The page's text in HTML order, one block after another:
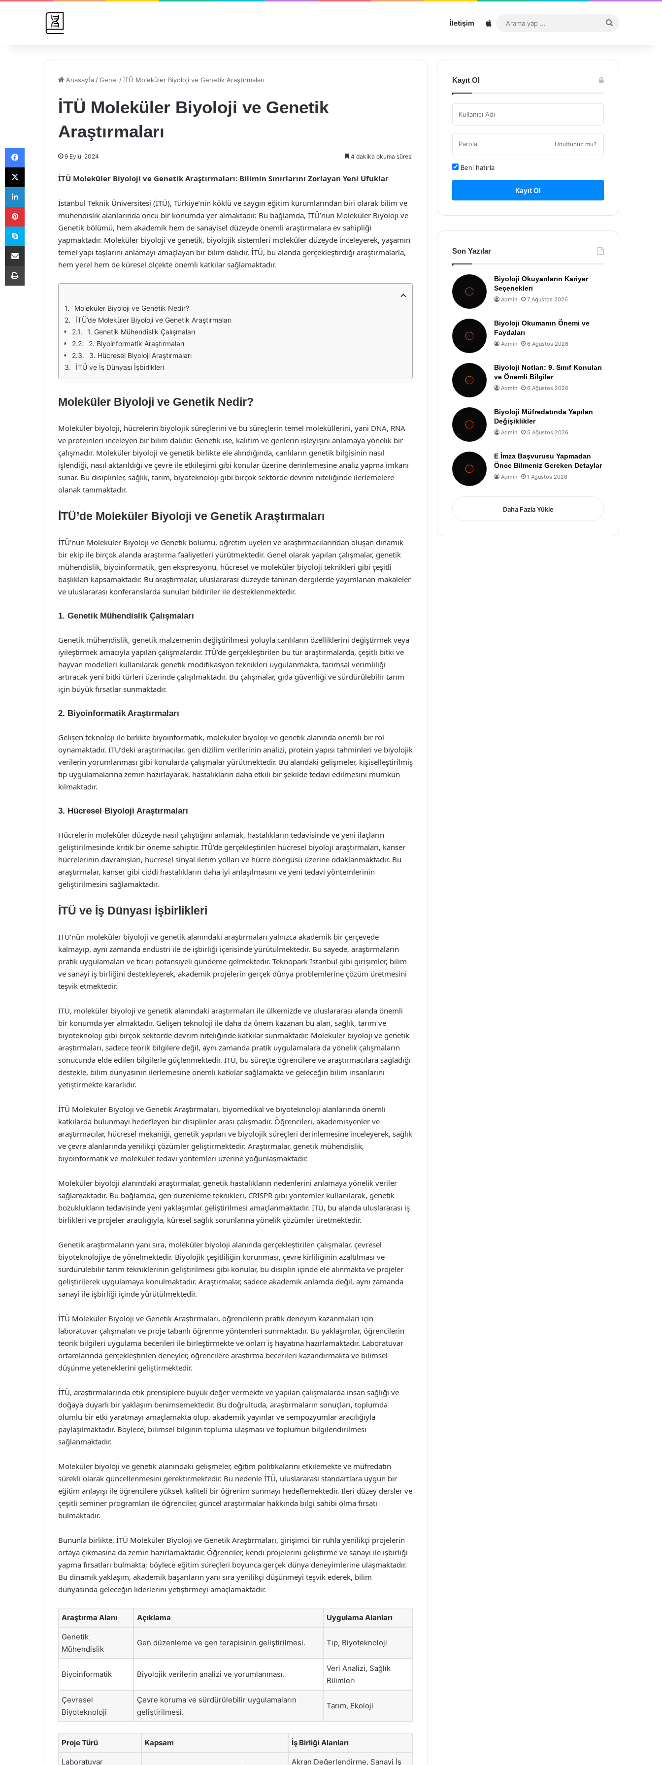
İletişim Sitemap
...
Anasayfa /Genel / İTÜ Moleküler Biyoloji ve Genetik Araştırmaları
İTÜ Moleküler Biyoloji ve Genetik
Araştırmaları
9 Eylül 2024 4 dakika okuma süresi
İTÜ Moleküler Biyoloji ve Genetik Araştırmaları: Bilimin Sınırlarını Zorlayan Yeni Ufuklar
İstanbul Teknik Üniversitesi (İTÜ), Türkiye’nin köklü ve saygın eğitim kurumlarından biri olarak bilim ve
mühendislik alanlarında öncü bir konumda yer almaktadır. Bu bağlamda, İTÜ’nün Moleküler Biyoloji ve
Genetik bölümü, hem akademik hem de sanayisel düzeyde önemli araştırmalara ev sahipliği
yapmaktadır. Moleküler biyoloji ve genetik, biyolojik sistemleri moleküler düzeyde inceleyerek, yaşamın
temel yapı taşlarını anlamayı amaçlayan bir bilim dalıdır. İTÜ, bu alanda gerçekleştirdiği araştırmalarla,
hem yerel hem de küresel ölçekte önemli katkılar sağlamaktadır.
Moleküler Biyoloji ve Genetik Nedir?
İTÜ’de Moleküler Biyoloji ve Genetik Araştırmaları
1. Genetik Mühendislik Çalışmaları
2. Biyoinformatik Araştırmaları
3. Hücresel Biyoloji Araştırmaları
İTÜ ve İş Dünyası İşbirlikleri
Moleküler Biyoloji ve Genetik Nedir?
Moleküler biyoloji, hücrelerin biyolojik süreçlerini ve bu süreçlerin temel moleküllerini, yani DNA, RNA
ve proteinleri inceleyen bir bilim dalıdır. Genetik ise, kalıtım ve genlerin işleyişini anlamaya yönelik bir
çalışmadır. Moleküler biyoloji ve genetik birlikte ele alındığında, canlıların genetik bilgisinin nasıl
işlendiği, nasıl aktarıldığı ve çevre ile etkileşimi gibi konular üzerine derinlemesine analiz yapma imkanı
sunar. Bu disiplinler, sağlık, tarım, biyoteknoloji gibi birçok sektörde devrim niteliğinde ilerlemelere
olanak tanımaktadır.
İTÜ’de Moleküler Biyoloji ve Genetik Araştırmaları
İTÜ’nün Moleküler Biyoloji ve Genetik bölümü, öğretim üyeleri ve araştırmacılarından oluşan dinamik
bir ekip ile birçok alanda araştırma faaliyetleri yürütmektedir. Genel olarak yapılan çalışmalar, genetik
mühendislik, biyoinformatik, gen ekspresyonu, hücresel ve moleküler biyoloji teknikleri gibi çeşitli
başlıkları kapsamaktadır. Bu araştırmalar, uluslararası düzeyde tanınan dergilerde yayımlanan makaleler
ve uluslararası konferanslarda sunulan bildiriler ile desteklenmektedir.
1. Genetik Mühendislik Çalışmaları
Genetik mühendislik, genetik malzemenin değiştirilmesi yoluyla canlıların özelliklerini değiştirmek veya
iyileştirmek amacıyla yapılan çalışmalardır. İTÜ’de gerçekleştirilen bu tür araştırmalarda, çeşitli bitki ve
hayvan modelleri kullanılarak genetik modifikasyon teknikleri uygulanmakta, tarımsal verimliliği
artıracak yeni bitki türleri üzerinde çalışılmaktadır. Bu çalışmalar, gıda güvenliği ve sürdürülebilir tarım
için büyük fırsatlar sunmaktadır.
2. Biyoinformatik Araştırmaları
Gelişen teknoloji ile birlikte biyoinformatik, moleküler biyoloji ve genetik alanında önemli bir rol
oynamaktadır. İTÜ’deki araştırmacılar, gen dizilim verilerinin analizi, protein yapısı tahminleri ve biyolojik
verilerin yorumlanması gibi konularda çalışmalar yürütmektedir. Bu alandaki gelişmeler, kişiselleştirilmiş
tıp uygulamalarına zemin hazırlayarak, hastalıkların daha etkili bir şekilde tedavi edilmesini mümkün
kılmaktadır.
3. Hücresel Biyoloji Araştırmaları
Hücrelerin moleküler düzeyde nasıl çalıştığını anlamak, hastalıkların tedavisinde ve yeni ilaçların
geliştirilmesinde kritik bir öneme sahiptir. İTÜ’de gerçekleştirilen hücresel biyoloji araştırmaları, kanser
hücrelerinin davranışları, hücresel sinyal iletim yolları ve hücre döngüsü üzerine odaklanmaktadır. Bu
araştırmalar, kanser gibi ciddi hastalıkların daha iyi anlaşılmasını ve yeni tedavi yöntemlerinin
geliştirilmesini sağlamaktadır.
İTÜ ve İş Dünyası İşbirlikleri
İTÜ’nün moleküler biyoloji ve genetik alanındaki araştırmaları yalnızca akademik bir çerçevede
kalmayıp, aynı zamanda endüstri ile de işbirliği içerisinde yürütülmektedir. Bu sayede, araştırmaların
pratik uygulamaları ve ticari potansiyeli gündeme gelmektedir. Teknopark İstanbul gibi girişimler, bilim
ve sanayi iş birliğini destekleyerek, akademik projelerin gerçek dünya problemlerine çözüm üretmesini
teşvik etmektedir.
İTÜ, moleküler biyoloji ve genetik alanındaki araştırmaları ile ülkemizde ve uluslararası alanda önemli
bir konumda yer almaktadır. Gelişen teknoloji ile daha da önem kazanan bu alan, sağlık, tarım ve
biyoteknoloji gibi birçok sektörde devrim niteliğinde katkılar sunmaktadır. Moleküler biyoloji ve genetik
araştırmaları, sadece teorik bilgilere değil, aynı zamanda pratik uygulamalara da yönelik çalışmaların
sonucunda elde edilen bilgilerle güçlenmektedir. İTÜ, bu süreçte öğrencilere ve araştırmacılara sağladığı
destekle, bilim dünyasının ilerlemesine önemli katkılar sağlamakta ve geleceğin bilim insanlarını
yetiştirmekte kararlıdır.
İTÜ Moleküler Biyoloji ve Genetik Araştırmaları, biyomedikal ve biyoteknoloji alanlarında önemli
katkılarda bulunmayı hedefleyen bir disiplinler arası çalışmadır. Öğrencileri, akademisyenler ve
araştırmacılar, hücresel mekaniği, genetik yapıları ve biyolojik süreçleri derinlemesine inceleyerek, sağlık
ve çevre alanlarında yenilikçi çözümler geliştirmektedir. Araştırmalar, genetik mühendislik,
biyoinformatik ve moleküler tedavi yöntemleri üzerine yoğunlaşmaktadır.
Moleküler biyoloji alanındaki araştırmalar, genetik hastalıkların nedenlerini anlamaya yönelik veriler
sağlamaktadır. Bu bağlamda, gen düzenleme teknikleri, CRISPR gibi yöntemler kullanılarak, genetik
bozuklukların tedavisinde yeni yaklaşımlar geliştirilmesi amaçlanmaktadır. İTÜ, bu alanda uluslararası iş
birlikleri ve projeler aracılığıyla, küresel sağlık sorunlarına yönelik çözümler üretmektedir.
Genetik araştırmaların yanı sıra, moleküler biyoloji alanında gerçekleştirilen çalışmalar, çevresel
biyoteknolojiye de yönelmektedir. Biyolojik çeşitliliğin korunması, çevre kirliliğinin azaltılması ve
sürdürülebilir tarım tekniklerinin geliştirilmesi gibi konular, bu disiplin içinde ele alınmakta ve projeler
geliştirilerek uygulamaya konulmaktadır. Araştırmalar, sadece akademik anlamda değil, aynı zamanda
sanayi ile işbirliği içinde yürütülmektedir.
İTÜ Moleküler Biyoloji ve Genetik Araştırmaları, öğrencilerin pratik deneyim kazanmaları için
laboratuvar çalışmaları ve proje tabanlı öğrenme yöntemleri sunmaktadır. Bu yaklaşımlar, öğrencilerin
teorik bilgileri uygulama becerileri ile birleştirmekte ve onları iş hayatına hazırlamaktadır. Laboratuvar
ortamlarında gerçekleştirilen deneyler, öğrencilere araştırma becerileri kazandırmakta ve bilimsel
düşünme yeteneklerini geliştirmektedir.
İTÜ, araştırmalarında etik prensiplere büyük değer vermekte ve yapılan çalışmalarda insan sağlığı ve
doğaya duyarlı bir yaklaşım benimsemektedir. Bu doğrultuda, araştırmaların sonuçları, toplumda
olumlu bir etki yaratmayı amaçlamakta olup, akademik yayınlar ve sempozyumlar aracılığıyla
paylaşılmaktadır. Böylece, bilimsel bilginin topluma ulaşması ve toplumun bilgilendirilmesi
sağlanmaktadır.
Moleküler biyoloji ve genetik alanındaki gelişmeler, eğitim politikalarını etkilemekte ve müfredatın
sürekli olarak güncellenmesini gerektirmektedir. Bu nedenle İTÜ, uluslararası standartlara uygun bir
eğitim anlayışı ile öğrencilere yüksek kaliteli bir öğrenim sunmayı hedeflemektedir. İleri düzey dersler ve
çeşitli seminer programları ile öğrenciler, güncel araştırmalar hakkında bilgi sahibi olma fırsatı
bulmaktadır.
Bununla birlikte, İTÜ Moleküler Biyoloji ve Genetik Araştırmaları, girişimci bir ruhla yenilikçi projelerin
ortaya çıkmasına da zemin hazırlamaktadır. Öğrenciler, kendi projelerini geliştirme ve sanayi ile işbirliği
yapma fırsatları bulmakta; böylece eğitim süreçleri boyunca gerçek dünya deneyimlerine ulaşmaktadır.
Bu dinamik yaklaşım, akademik başarıların yanı sıra yenilikçi düşünmeyi teşvik ederek, bilim
dünyasında geleceğin liderlerini yetiştirmeyi amaçlamaktadır.
Araştırma Alanı Açıklama Uygulama Alanları
Genetik
Mühendislik
Gen düzenleme ve gen terapisinin geliştirilmesi. Tıp, Biyoteknoloji
Biyoinformatik Biyolojik verilerin analizi ve yorumlanması.
Veri Analizi, Sağlık
Bilimleri
Çevresel
Biyoteknoloji
Çevre koruma ve sürdürülebilir uygulamaların
geliştirilmesi.
Tarım, Ekoloji
Proje Türü Kapsam İş Birliği Alanları
Laboratuvar Akran Değerlendirme, Sanayi İş
Kayıt Ol
Unuttunuz mu?
Beni hatırla
Kayıt Ol
Son Yazılar
Biyoloji Okuyanların Kariyer
Seçenekleri
Admin 7 Ağustos 2026
Biyoloji Okumanın Önemi ve
Faydaları
Admin 6 Ağustos 2026
Biyoloji Notları: 9. Sınıf Konuları
ve Önemli Bilgiler
Admin 6 Ağustos 2026
Biyoloji Müfredatında Yapılan
Değişiklikler
Admin 5 Ağustos 2026
E İmza Başvurusu Yapmadan
Önce Bilmeniz Gereken Detaylar
Admin 1 Ağustos 2026
Daha Fazla Yükle
Facebook
X
LinkedIn
Pinterest
Skype
E-Posta ile paylaş